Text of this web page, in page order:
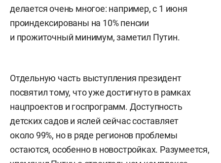
делается очень многое: например, с 1 июня
проиндексированы на 10% пенсии
и прожиточный минимум, заметил Путин.
Отдельную часть выступления президент
посвятил тому, что уже достигнуто в рамках
нацпроектов и госпрограмм. Доступность
детских садов и яслей сейчас составляет
около 99%, но в ряде регионов проблемы
остаются, особенно в новостройках. Разумеется,